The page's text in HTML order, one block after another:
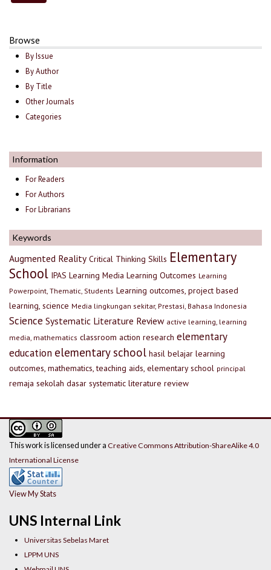
Browse
By Issue
By Author
By Title
Other Journals
Categories
Information
For Readers
For Authors
For Librarians
Keywords
Augmented Reality Critical Thinking Skills Elementary
School IPAS Learning Media Learning Outcomes Learning
Powerpoint, Thematic, Students Learning outcomes, project based
learning, science Media lingkungan sekitar, Prestasi, Bahasa Indonesia
Science Systematic Literature Review active learning, learning
media, mathematics classroom action research elementary
education elementary school hasil belajar learning
outcomes, mathematics, teaching aids, elementary school principal
remaja sekolah dasar systematic literature review
UNS Internal Link
Universitas Sebelas Maret
LPPM UNS
This work is licensed under a Creative Commons Attribution-ShareAlike 4.0
International License
View My Stats